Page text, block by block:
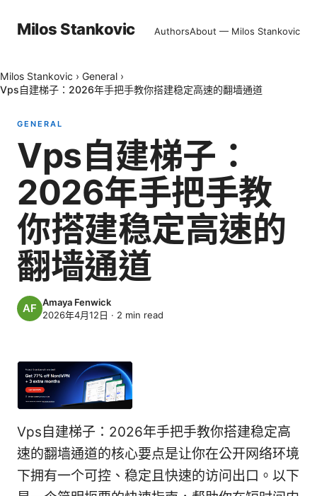
Milos Stankovic AuthorsAbout — Milos Stankovic
Milos Stankovic › General ›
Vps自建梯子：2026年手把手教你搭建稳定高速的翻墙通道
GENERAL
Vps自建梯子：
2026年手把手教
你搭建稳定高速的
翻墙通道
Amaya Fenwick
2026年4月12日 · 2 min read
Vps自建梯子：2026年手把手教你搭建稳定高
速的翻墙通道的核心要点是让你在公开网络环境
下拥有一个可控、稳定且快速的访问出口。以下